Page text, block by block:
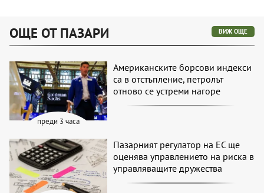
ОЩЕ ОТ ПАЗАРИ ВИЖ ОЩЕ
преди 3 часа
Американските борсови индекси
са в отстъпление, петролът
отново се устреми нагоре
Пазарният регулатор на ЕС ще
оценява управлението на риска в
управляващите дружества